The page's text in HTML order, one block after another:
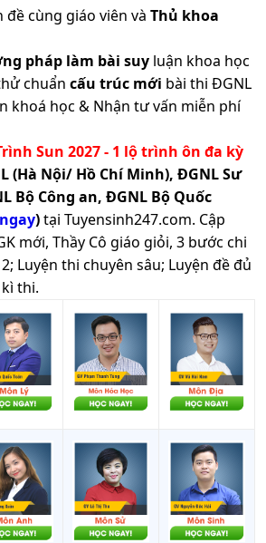
đề cùng giáo viên và Thủ khoa
pháp làm bài suy luận khoa học
chuẩn cấu trúc mới bài thi ĐGNL
khoá học & Nhận tư vấn miễn phí
Sun 2027 - 1 lộ trình ôn đa kỳ
(Hà Nội/ Hồ Chí Minh), ĐGNL Sư
Bộ Công an, ĐGNL Bộ Quốc
)tại Tuyensinh247.com. Cập
mới, Thầy Cô giáo giỏi, 3 bước chi
Luyện thi chuyên sâu; Luyện đề đủ
thi.